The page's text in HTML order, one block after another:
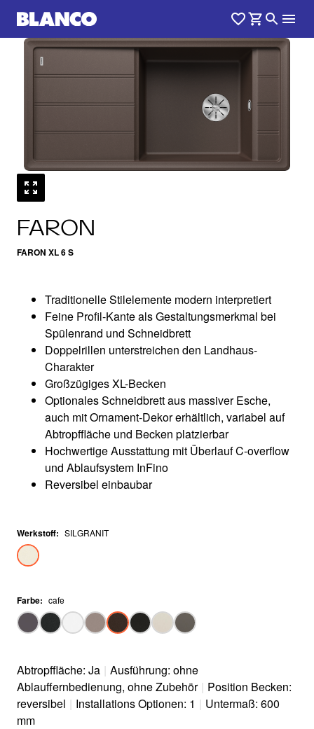
FARON
FARON XL 6 S
1 0
Traditionelle Stilelemente modern interpretiert
Feine Profil-Kante als Gestaltungsmerkmal bei
Spülenrand und Schneidbrett
Doppelrillen unterstreichen den Landhaus-
Charakter
Großzügiges XL-Becken
Optionales Schneidbrett aus massiver Esche,
auch mit Ornament-Dekor erhältlich, variabel auf
Abtropffläche und Becken platzierbar
Hochwertige Ausstattung mit Überlauf C-overflow
und Ablaufsystem InFino
Reversibel einbaubar
Werkstoff: SILGRANIT
Farbe: cafe
Abtropffläche: Ja | Ausführung: ohne
Ablauffernbedienung, ohne Zubehör | Position Becken:
reversibel | Installations Optionen: 1 | Untermaß: 600
mm